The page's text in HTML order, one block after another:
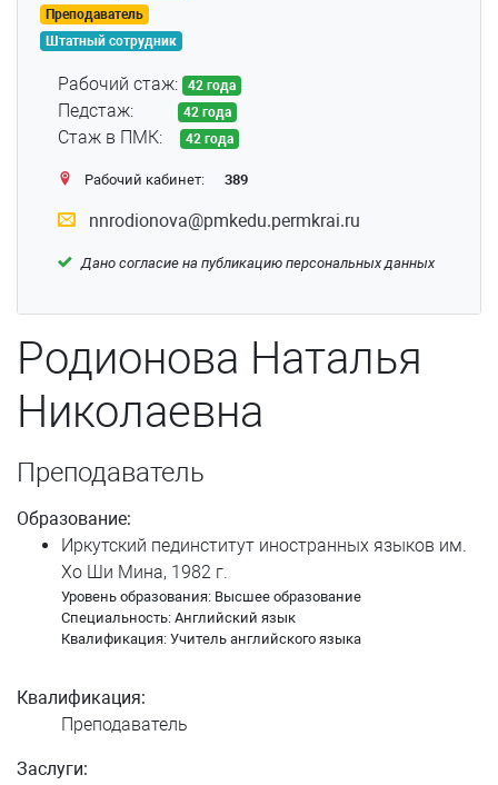
Мустакимова Александра Александровна
Никитина Анастасия Владимировна
Нифантов Дмитрий Алексеевич
Носкова Ольга Александровна
Поденьщиков Никита Дмитриевич
Пономарева Ольга Анатольевна
Приказчиков Игорь Владимирович
Приказчикова Ольга Сергеевна
Рандина Анна Александровна
Родионова Наталья Николаевна
Самсонова Надежда Сергеевна
Преподаватель
Штатный сотрудник
Рабочий стаж: 42 года
Педстаж: 42 года
Стаж в ПМК: 42 года
Рабочий кабинет: 389
nnrodionova@pmkedu.permkrai.ru
Дано согласие на публикацию персональных данных
Родионова Наталья
Николаевна
Преподаватель
Образование:
Иркутский пединститут иностранных языков им.
Хо Ши Мина, 1982 г.
Уровень образования: Высшее образование
Специальность: Английский язык
Квалификация: Учитель английского языка
Квалификация:
Преподаватель
Заслуги: